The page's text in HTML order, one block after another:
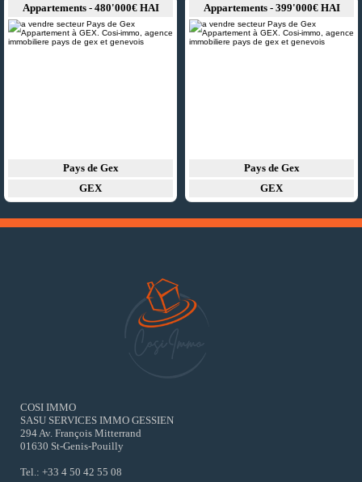
Appartements - 480'000€ HAI
Pays de Gex
GEX
Appartements - 399'000€ HAI
Pays de Gex
GEX
COSI IMMO
SASU SERVICES IMMO GESSIEN
294 Av. François Mitterrand
01630 St-Genis-Pouilly
Tel.: +33 4 50 42 55 08